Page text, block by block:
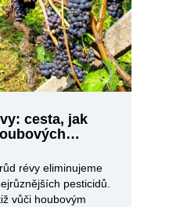
cesta, jak
révy eliminujeme
pesticidů.
vůči houbovým